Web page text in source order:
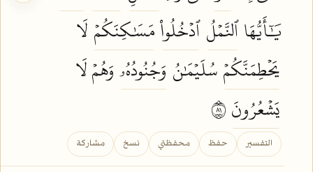
يَٰٓأَيُّهَاٱلنَّمۡلُٱدۡخُلُواْمَسَٰكِنَكُمۡ لَا
يَحۡطِمَنَّكُمۡسُلَيۡمَٰنُ وَجُنُودُهُۥوَهُمۡ لَا
يَشۡعُرُونَ
التفسير حفظ محفظتي نسخ مشاركة